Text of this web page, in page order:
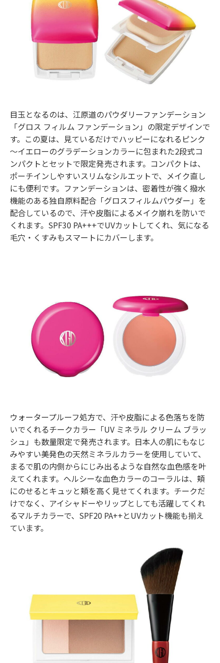
目玉となるのは、江原道のパウダリーファンデーション
「グロス フィルム ファンデーション」の限定デザインで
す。この夏は、見ているだけでハッピーになれるピンク
～イエローのグラデーションカラーに包まれた2段式コ
ンパクトとセットで限定発売されます。コンパクトは、
ポーチインしやすいスリムなシルエットで、メイク直し
にも便利です。ファンデーションは、密着性が強く撥水
機能のある独自原料配合「グロスフィルムパウダー」を
配合しているので、汗や皮脂によるメイク崩れを防いで
くれます。SPF30 PA+++でUVカットしてくれ、気になる
毛穴・くすみもスマートにカバーします。
ウォータープルーフ処方で、汗や皮脂による色落ちを防
いでくれるチークカラー「UV ミネラル クリーム ブラッ
シュ」も数量限定で発売されます。日本人の肌にもなじ
みやすい美発色の天然ミネラルカラーを使用していて、
まるで肌の内側からにじみ出るような自然な血色感を叶
えてくれます。ヘルシーな血色カラーのコーラルは、頬
にのせるとキュッと頬を高く見せてくれます。チークだ
けでなく、アイシャドーやリップとしても活躍してくれ
るマルチカラーで、SPF20 PA++とUVカット機能も揃え
ています。